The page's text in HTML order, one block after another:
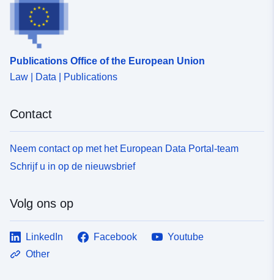
citatienormen en / of neem ons in overweging voor co-
auteurschap. We zijn altijd geïnteresseerd om meer
informatie te verstrekken en beschikbaar voor hulp bij
het analyseren van de gegevens voor uw project, dus
neem contact met ons op via de contactgegevens in de
metadata of via pepijn@spinicornis.be.
Publications Office of the European Union
Law | Data | Publications
Contact
Neem contact op met het European Data Portal-team
Schrijf u in op de nieuwsbrief
Volg ons op
LinkedIn Facebook
Youtube
Other